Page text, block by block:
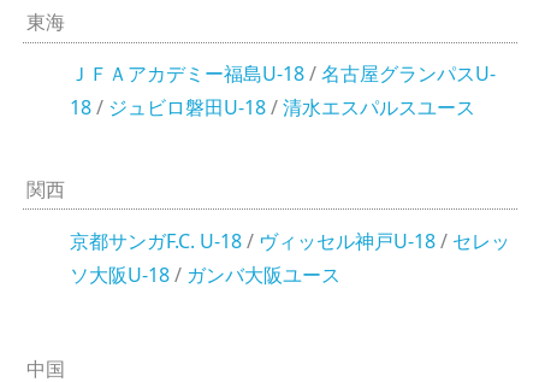
東海
ＪＦＡアカデミー福島U-18/名古屋グランパスU-
18/ ジュビロ磐田U-18/清水エスパルスユース
関西
京都サンガF.C. U-18/ ヴィッセル神戸U-18/ セレッ
ソ大阪U-18/ ガンバ大阪ユース
中国